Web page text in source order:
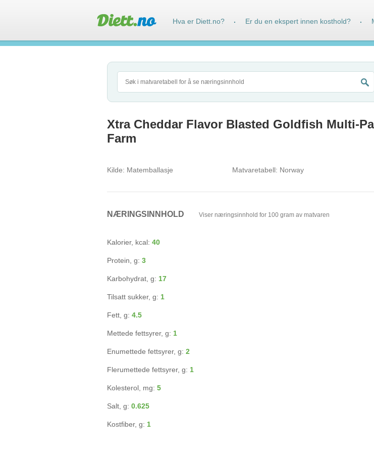
Xtra Cheddar Flavor Blasted Goldfish Multi-
Farm
Kilde: Matemballasje Matvaretabell: Norway
NÆRINGSINNHOLD Viser næringsinnhold for 100 gram av matvaren
Kalorier, kcal: 40
Protein, g: 3
Karbohydrat, g: 17
Tilsatt sukker, g: 1
Fett, g: 4.5
Mettede fettsyrer, g: 1
Enumettede fettsyrer, g: 2
Flerumettede fettsyrer, g: 1
Kolesterol, mg: 5
Salt, g: 0.625
Kostfiber, g: 1
Hva er Diett.no? · Er du en ekspert innen kosthold? ·